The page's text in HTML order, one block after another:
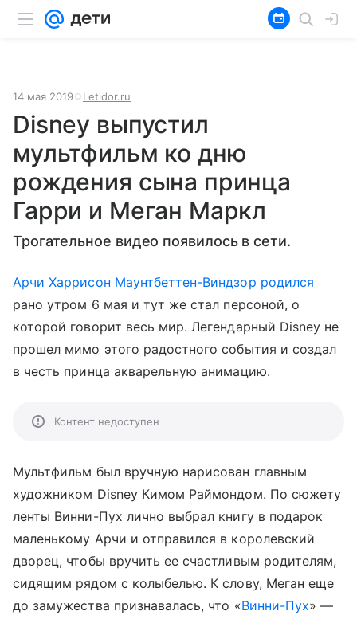
14 мая 2019 Letidor.ru
Disney выпустил
мультфильм ко дню
рождения сына принца
Гарри и Меган Маркл
Трогательное видео появилось в сети.
Арчи Харрисон Маунтбеттен-Виндзор родился
рано утром 6 мая и тут же стал персоной, о
которой говорит весь мир. Легендарный Disney не
прошел мимо этого радостного события и создал
в честь принца акварельную анимацию.
Контент недоступен
Мультфильм был вручную нарисован главным
художником Disney Кимом Раймондом. По сюжету
ленты Винни-Пух лично выбрал книгу в подарок
маленькому Арчи и отправился в королевский
дворец, чтобы вручить ее счастливым родителям,
сидящим рядом с колыбелью. К слову, Меган еще
до замужества признавалась, что «Винни-Пух» —